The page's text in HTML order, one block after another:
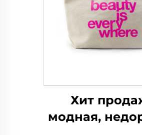
Хит
модная,